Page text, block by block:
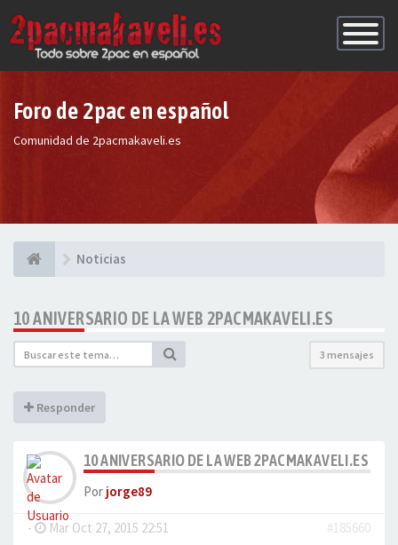
de
Foro de 2pac en español
Comunidad de 2pacmakaveli.es
Noticias
10 ANIVERSARIO DE LA WEB 2PACMAKAVELI.ES
3 mensajes
Responder
10 ANIVERSARIO DE LA WEB 2PACMAKAVELI.ES
Por jorge89
- Mar Oct 27, 2015 22:51
#185660